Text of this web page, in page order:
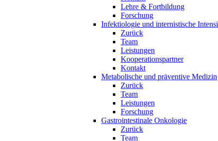
Lehre & Fortbildung
Forschung
Infektiologie und internistische
Zurück
Team
Leistungen
Kooperationspartner
Kontakt
Metabolische und präventive Medizin
Zurück
Team
Leistungen
Forschung
Gastrointestinale Onkologie
Zurück
Team